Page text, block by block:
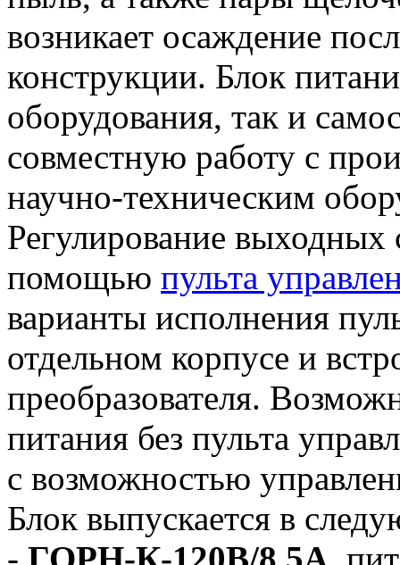
возникает осаждение
конструкции. Блок
оборудования, так и
совместную работу с
научно-техническим
Регулирование выходных
помощью пульта
варианты исполнения
отдельном корпусе и
преобразователя.
питания без пульта
с возможностью
Блок выпускается в